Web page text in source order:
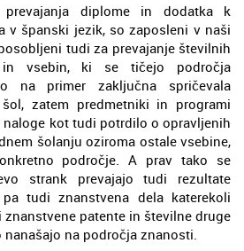
prevajanja diplome in dodatka k
v španski jezik, so zaposleni v naši
tudi za prevajanje številnih
in vsebin, ki se tičejo področja
na primer zaključna spričevala
zatem predmetniki in programi
kot tudi potrdilo o opravljenih
šolanju oziroma ostale vsebine,
področje. A prav tako se
strank prevajajo tudi rezultate
tudi znanstvena dela katerekoli
patente in številne druge
na področja znanosti.